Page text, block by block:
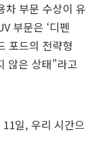
차 부문 수상이 유
부문은 ‘디펜
포드의 전략형
않은 상태”라고
일, 우리 시간으